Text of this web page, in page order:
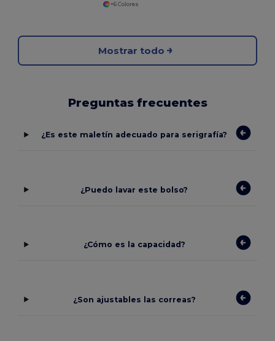
+6 Colores
Mostrar todo
Preguntas frecuentes
¿Es este maletín adecuado para serigrafía?
¿Puedo lavar este bolso?
¿Cómo es la capacidad?
¿Son ajustables las correas?